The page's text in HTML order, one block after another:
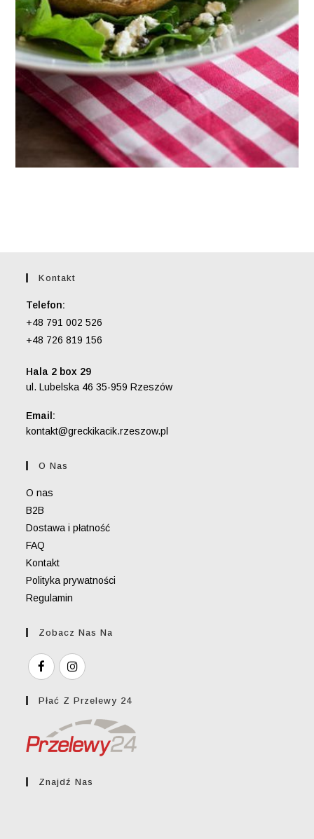
Kontakt
Telefon:
+48 791 002 526
+48 726 819 156
Hala 2 box 29
ul. Lubelska 46 35-959 Rzeszów
Email:
kontakt@greckikacik.rzeszow.pl
O Nas
O nas
B2B
Dostawa i płatność
FAQ
Kontakt
Polityka prywatności
Regulamin
Zobacz Nas Na
Płać Z Przelewy 24
Znajdź Nas